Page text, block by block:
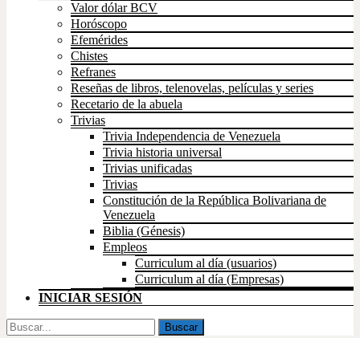
Valor dólar BCV
Horóscopo
Efemérides
Chistes
Refranes
Reseñas de libros, telenovelas, películas y series
Recetario de la abuela
Trivias
Trivia Independencia de Venezuela
Trivia historia universal
Trivias unificadas
Trivias
Constitución de la República Bolivariana de
Venezuela
Biblia (Génesis)
Empleos
Curriculum al día (usuarios)
Curriculum al día (Empresas)
INICIAR SESIÓN
Buscar